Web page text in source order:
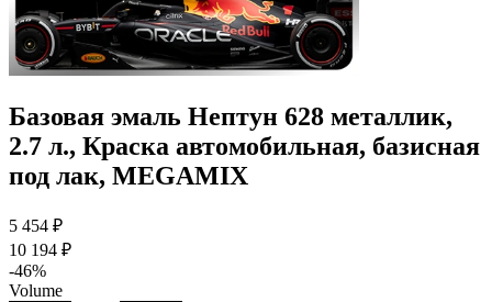
Базовая эмаль Нептун 628 металлик,
2.7 л., Краска автомобильная, базисная
под лак, MEGAMIX
5 454 ₽
10 194 ₽
-46%
Volume